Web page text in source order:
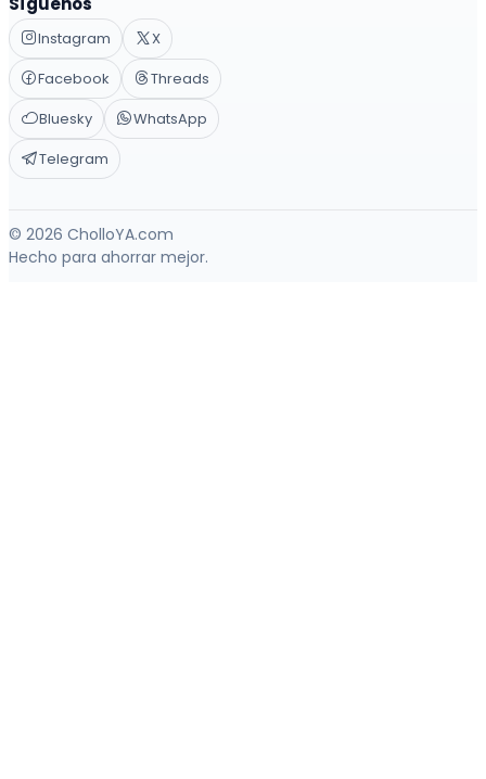
Instagram
X
Facebook
Threads
Bluesky
WhatsApp
Telegram
© 2026 CholloYA.com
Hecho para ahorrar mejor.